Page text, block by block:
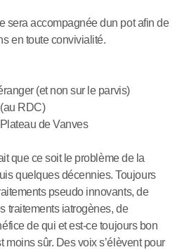
sera accompagnée dun pot afin de
en toute convivialité.
(et non sur le parvis)
RDC)
de Vanves
que ce soit le problème de la
quelques décennies. Toujours
pseudo innovants, de
traitements iatrogènes, de
de qui et est-ce toujours bon
moins sûr. Des voix s’élèvent pour